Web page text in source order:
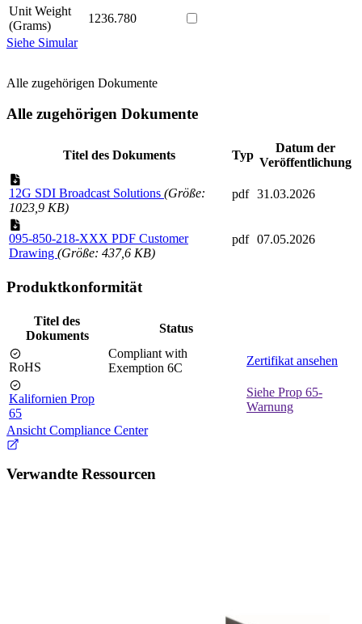
Unit Weight
(Grams)
1236.780
Siehe Simular
Alle zugehörigen Dokumente
Alle zugehörigen Dokumente
Titel des Dokuments Typ
Datum der
Veröffentlichung
12G SDI Broadcast Solutions (Größe:
1023,9 KB)
pdf 31.03.2026
095-850-218-XXX PDF Customer
Drawing (Größe: 437,6 KB)
pdf 07.05.2026
Produktkonformität
Titel des
Dokuments
Status
RoHS
Compliant with
Exemption 6C
Zertifikat ansehen
Kalifornien Prop
65
Siehe Prop 65-
Warnung
Ansicht Compliance Center
Verwandte Ressourcen